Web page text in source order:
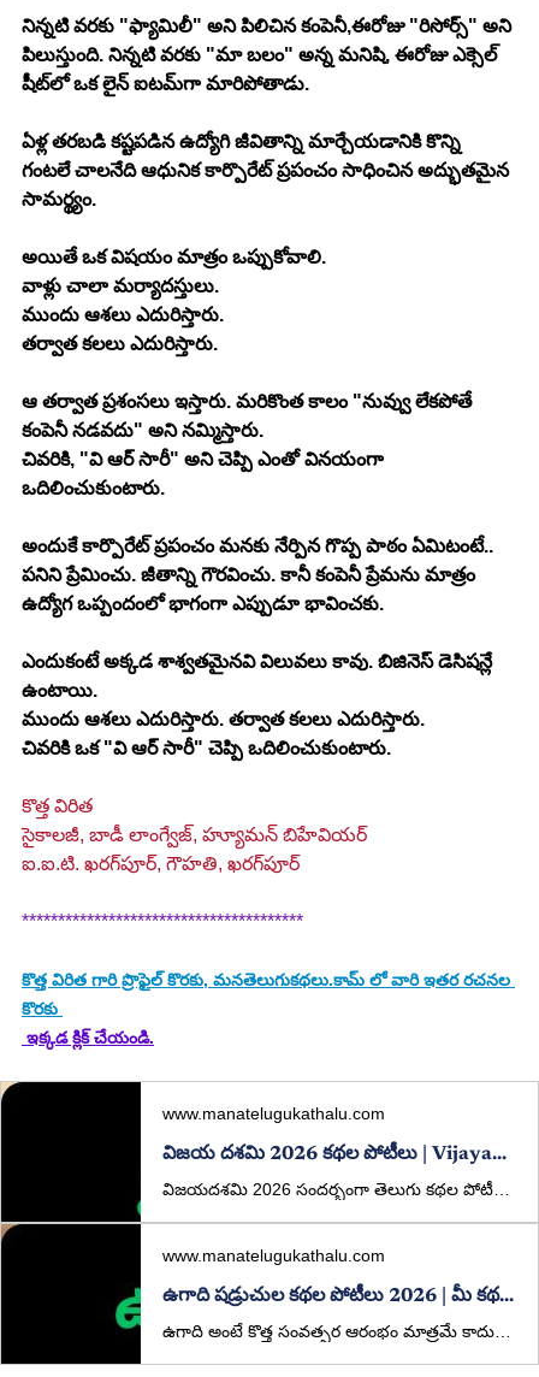
నిన్నటి వరకు "ఫ్యామిలీ" అని పిలిచిన కంపెనీ,ఈరోజు "రిసోర్స్" అని
పిలుస్తుంది. నిన్నటి వరకు "మా బలం" అన్న మనిషి, ఈరోజు ఎక్సెల్
షీట్‌లో ఒక లైన్ ఐటమ్‌గా మారిపోతాడు.
ఏళ్ల తరబడి కష్టపడిన ఉద్యోగి జీవితాన్ని మార్చేయడానికి కొన్ని
గంటలే చాలనేది ఆధునిక కార్పొరేట్ ప్రపంచం సాధించిన అద్భుతమైన
సామర్థ్యం.
అయితే ఒక విషయం మాత్రం ఒప్పుకోవాలి.
వాళ్లు చాలా మర్యాదస్తులు.
ముందు ఆశలు ఎదురిస్తారు.
తర్వాత కలలు ఎదురిస్తారు.
ఆ తర్వాత ప్రశంసలు ఇస్తారు. మరికొంత కాలం "నువ్వు లేకపోతే
కంపెనీ నడవదు" అని నమ్మిస్తారు.
చివరికి, "వి ఆర్ సారీ" అని చెప్పి ఎంతో వినయంగా
ఒదిలించుకుంటారు.
అందుకే కార్పొరేట్ ప్రపంచం మనకు నేర్పిన గొప్ప పాఠం ఏమిటంటే..
పనిని ప్రేమించు. జీతాన్ని గౌరవించు. కానీ కంపెనీ ప్రేమను మాత్రం
ఉద్యోగ ఒప్పందంలో భాగంగా ఎప్పుడూ భావించకు.
ఎందుకంటే అక్కడ శాశ్వతమైనవి విలువలు కావు. బిజినెస్ డెసిషన్లే
ఉంటాయి.
ముందు ఆశలు ఎదురిస్తారు. తర్వాత కలలు ఎదురిస్తారు.
చివరికి ఒక "వి ఆర్ సారీ" చెప్పి ఒదిలించుకుంటారు.
కొత్త విరిత
సైకాలజీ, బాడీ లాంగ్వేజ్, హ్యూమన్ బిహేవియర్
ఐ.ఐ.టి. ఖరగ్‌పూర్, గౌహతి, ఖరగ్‌పూర్
***************************************
కొత్త విరిత గారి ప్రొఫైల్ కొరకు, మనతెలుగుకథలు.కామ్ లో వారి ఇతర రచనల
కొరకు
ఇక్కడ క్లిక్ చేయండి.
www.manatelugukathalu.com
విజయ దశమి 2026 కథల పోటీలు | Vijayadasami 2026 Telugu Story Competition | Win ₹5000 | ManaTeluguKathalu
www.manatelugukathalu.com
ఉగాది షడ్రుచుల కథల పోటీలు 2026 | మీ కథతో జీవిత రుచులు చెప్పండి!